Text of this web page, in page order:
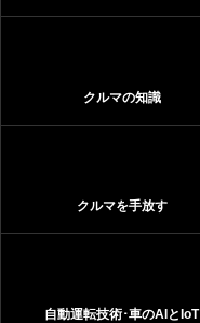
クルマの知識
クルマを手放す
自動運転技術･車のAIとIoT